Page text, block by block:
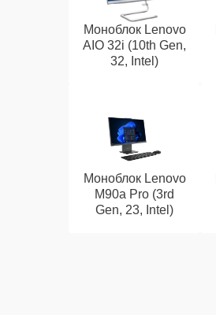
Моноблок Lenovo
AIO 32i (10th Gen,
32, Intel)
Моноблок Lenovo
M90a Pro (3rd
Gen, 23, Intel)